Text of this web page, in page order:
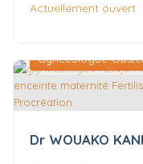
Actuellement ouvert
Gynécologue-
Dr WOUAKO